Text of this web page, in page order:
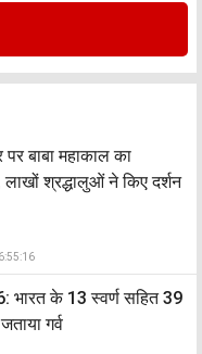
बाबा महाकाल का
श्रद्धालुओं ने किए दर्शन
भारत के 13 स्वर्ण सहित 39
गर्व